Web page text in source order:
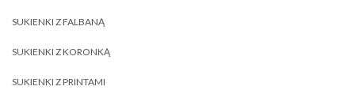
SUKIENKI Z FALBANĄ
SUKIENKI Z KORONKĄ
SUKIENKI Z PRINTAMI